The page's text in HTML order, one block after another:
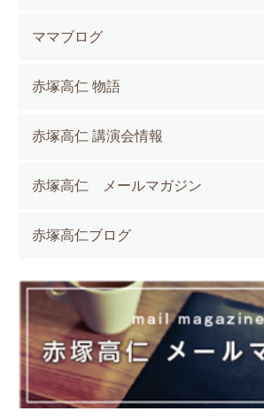
ママブログ
赤塚高仁 物語
赤塚高仁 講演会情報
赤塚高仁 メールマガジン
赤塚高仁ブログ